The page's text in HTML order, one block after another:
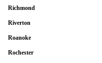
Richmond
Riverton
Roanoke
Rochester